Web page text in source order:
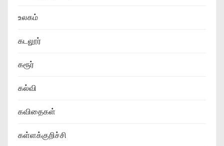
உலகம்
கடலூர்
கரூர்
கல்வி
கவிதைகள்
கள்ளக்குறிச்சி